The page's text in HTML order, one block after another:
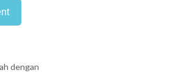
dengan